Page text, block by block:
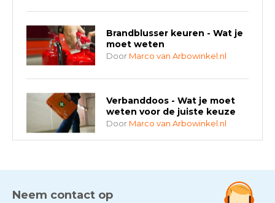
Brandblusser keuren - Wat je
moet weten
Door Marco van Arbowinkel.nl
Verbanddoos - Wat je moet
weten voor de juiste keuze
Door Marco van Arbowinkel.nl
AED-apparaten - Welke past
Door Marco van Arbowinkel.nl
Neem contact op